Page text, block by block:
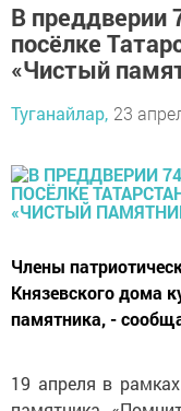
В
посёлке
«Чистый
Туганайлар, 23
Члены
Князевского дома
памятника, -
19 апреля в